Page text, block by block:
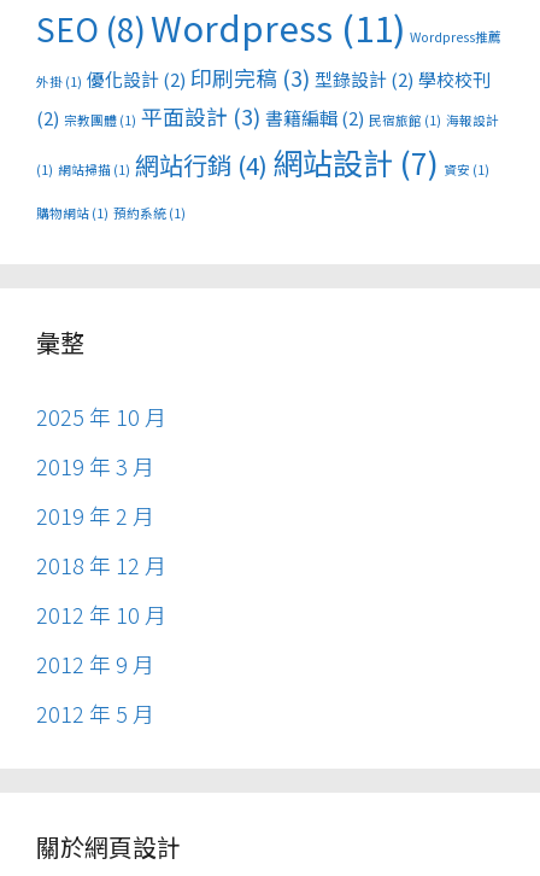
SEO (8)Wordpress (11) Wordpress推薦
外掛 (1) 優化設計(2) 印刷完稿 (3) 型錄設計(2) 學校校刊
(2) 宗教團體 (1) 平面設計 (3) 書籍編輯(2) 民宿旅館 (1) 海報設計
(1) 網站掃描 (1) 網站行銷 (4) 網站設計 (7) 資安 (1)
購物網站 (1) 預約系統 (1)
彙整
2025 年 10 月
2019 年 3 月
2019 年 2 月
2018 年 12 月
2012 年 10 月
2012 年 9 月
2012 年 5 月
關於網頁設計